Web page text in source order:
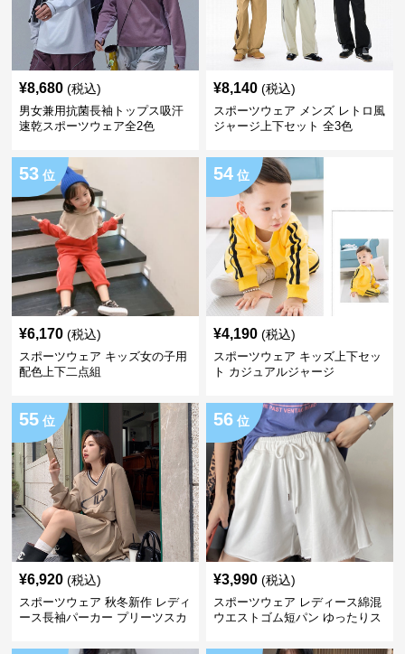
¥8,680 (税込)
男女兼用抗菌長袖トップス吸汗
速乾スポーツウェア全2色
¥8,140 (税込)
スポーツウェア メンズ レトロ風
ジャージ上下セット 全3色
53 位
¥6,170 (税込)
スポーツウェア キッズ女の子用
配色上下二点組
54 位
¥4,190 (税込)
スポーツウェア キッズ上下セッ
ト カジュアルジャージ
55 位
¥6,920 (税込)
スポーツウェア 秋冬新作 レディ
ース長袖パーカー プリーツスカ
56 位
¥3,990 (税込)
スポーツウェア レディース綿混
ウエストゴム短パン ゆったりス